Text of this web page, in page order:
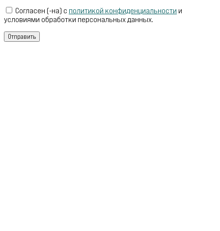
Согласен (-на) с политикой конфиденциальности и
условиями обработки персональных данных.